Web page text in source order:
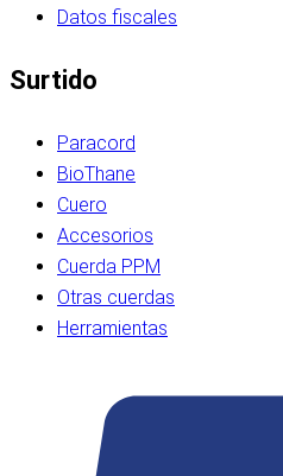
Datos fiscales
Surtido
Paracord
BioThane
Cuero
Accesorios
Cuerda PPM
Otras cuerdas
Herramientas